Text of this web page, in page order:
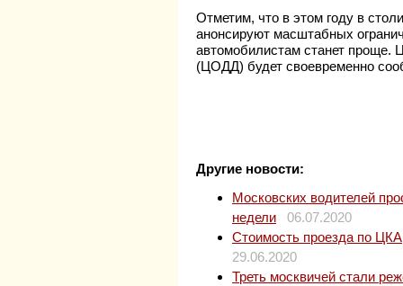
Отметим, что в этом году в
анонсируют масштабных
автомобилистам станет проще.
(ЦОДД) будет своевременно
Другие новости:
Московских водителей
недели
06.07.2020
Стоимость проезда по
29.06.2020
Треть москвичей стали